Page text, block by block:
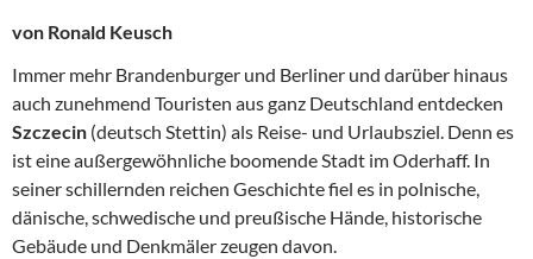
von Ronald Keusch
Immer mehr Brandenburger und Berliner und darüber hinaus
auch zunehmend Touristen aus ganz Deutschland entdecken
Szczecin (deutsch Stettin) als Reise- und Urlaubsziel. Denn es
ist eine außergewöhnliche boomende Stadt im Oderhaff. In
seiner schillernden reichen Geschichte fiel es in polnische,
dänische, schwedische und preußische Hände, historische
Gebäude und Denkmäler zeugen davon.